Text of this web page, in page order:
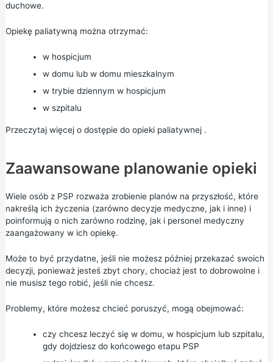
duchowe.
Opiekę paliatywną można otrzymać:
w hospicjum
w domu lub w domu mieszkalnym
w trybie dziennym w hospicjum
w szpitalu
Przeczytaj więcej o dostępie do opieki paliatywnej.
Zaawansowane planowanie opieki
Wiele osób z PSP rozważa zrobienie planów na przyszłość, które
nakreślą ich życzenia (zarówno decyzje medyczne, jak i inne) i
poinformują o nich zarówno rodzinę, jak i personel medyczny
zaangażowany w ich opiekę.
Może to być przydatne, jeśli nie możesz później przekazać swoich
decyzji, ponieważ jesteś zbyt chory, chociaż jest to dobrowolne i
nie musisz tego robić, jeśli nie chcesz.
Problemy, które możesz chcieć poruszyć, mogą obejmować:
czy chcesz leczyć się w domu, w hospicjum lub szpitalu,
gdy dojdziesz do końcowego etapu PSP